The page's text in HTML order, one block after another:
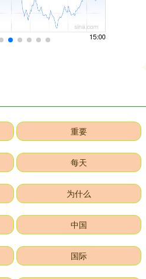
重要
每天
为什么
中国
国际